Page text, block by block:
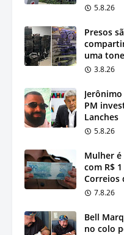
5.8.26
Presos
uma
3.8.26
PM
Lanches
5.8.26
Mulher
com R$
Correios
7.8.26
Bell
no colo